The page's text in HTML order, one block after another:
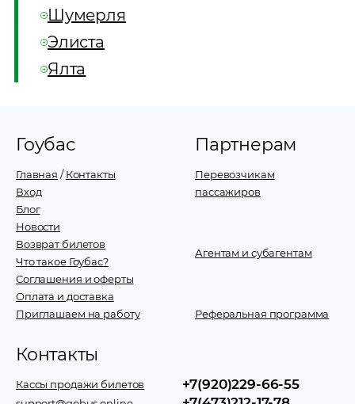
Шумерля
Элиста
Ялта
Гоубас
Главная /Контакты
Вход
Блог
Новости
Возврат билетов
Что такое Гоубас?
Соглашения и оферты
Оплата и доставка
Приглашаем на работу
Партнерам
Перевозчикам
пассажиров
Агентам и субагентам
Реферальная программа
Контакты
Кассы продажи билетов
+7(920)229-66-55